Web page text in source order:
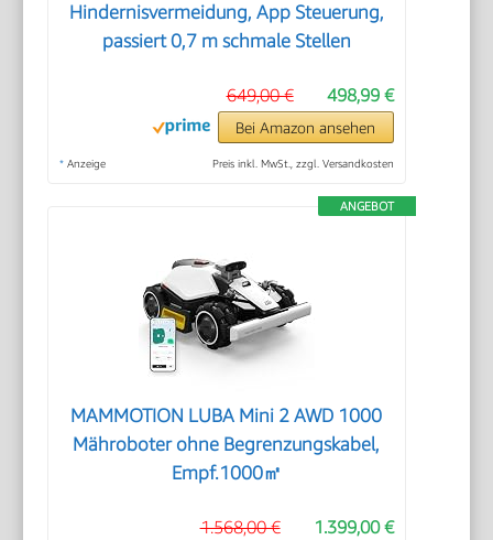
Hindernisvermeidung, App Steuerung,
passiert 0,7 m schmale Stellen
498,99 €
649,00 €
Bei Amazon ansehen
* Anzeige Preis inkl. MwSt., zzgl. Versandkosten
ANGEBOT
MAMMOTION LUBA Mini 2 AWD 1000
Mähroboter ohne Begrenzungskabel,
Empf.1000㎡
1.399,00 €
1.568,00 €